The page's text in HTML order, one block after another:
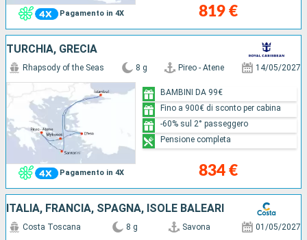
Pagamento in 4X 819 €
TURCHIA, GRECIA
Pagamento in 4X
Rhapsody of the Seas 8 g Pireo - Atene 14/05/2027
834 €
BAMBINI DA 99€
Fino a 900€ di sconto per cabina
-60% sul 2° passeggero
Pensione completa
ITALIA, FRANCIA, SPAGNA, ISOLE BALEARI
Costa Toscana 8 g Savona 01/05/2027